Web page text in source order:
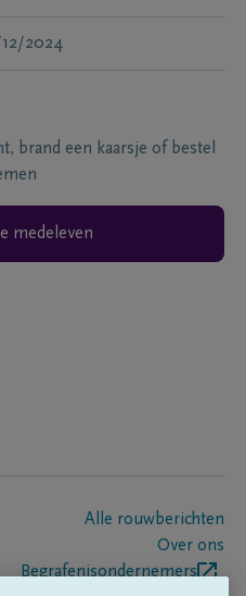
2024
brand een kaarsje of bestel
medeleven
Alle rouwberichten
Over ons
Begrafenisondernemers